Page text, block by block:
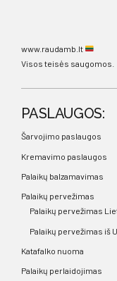
www.raudamb.lt
Visos teisės saugomos.
PASLAUGOS:
Šarvojimo paslaugos
Kremavimo paslaugos
Palaikų balzamavimas
Palaikų pervežimas
Palaikų pervežimas
Palaikų pervežimas iš
Katafalko nuoma
Palaikų perlaidojimas